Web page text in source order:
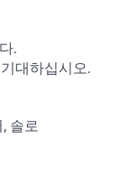
.
대하십시오.
솔로